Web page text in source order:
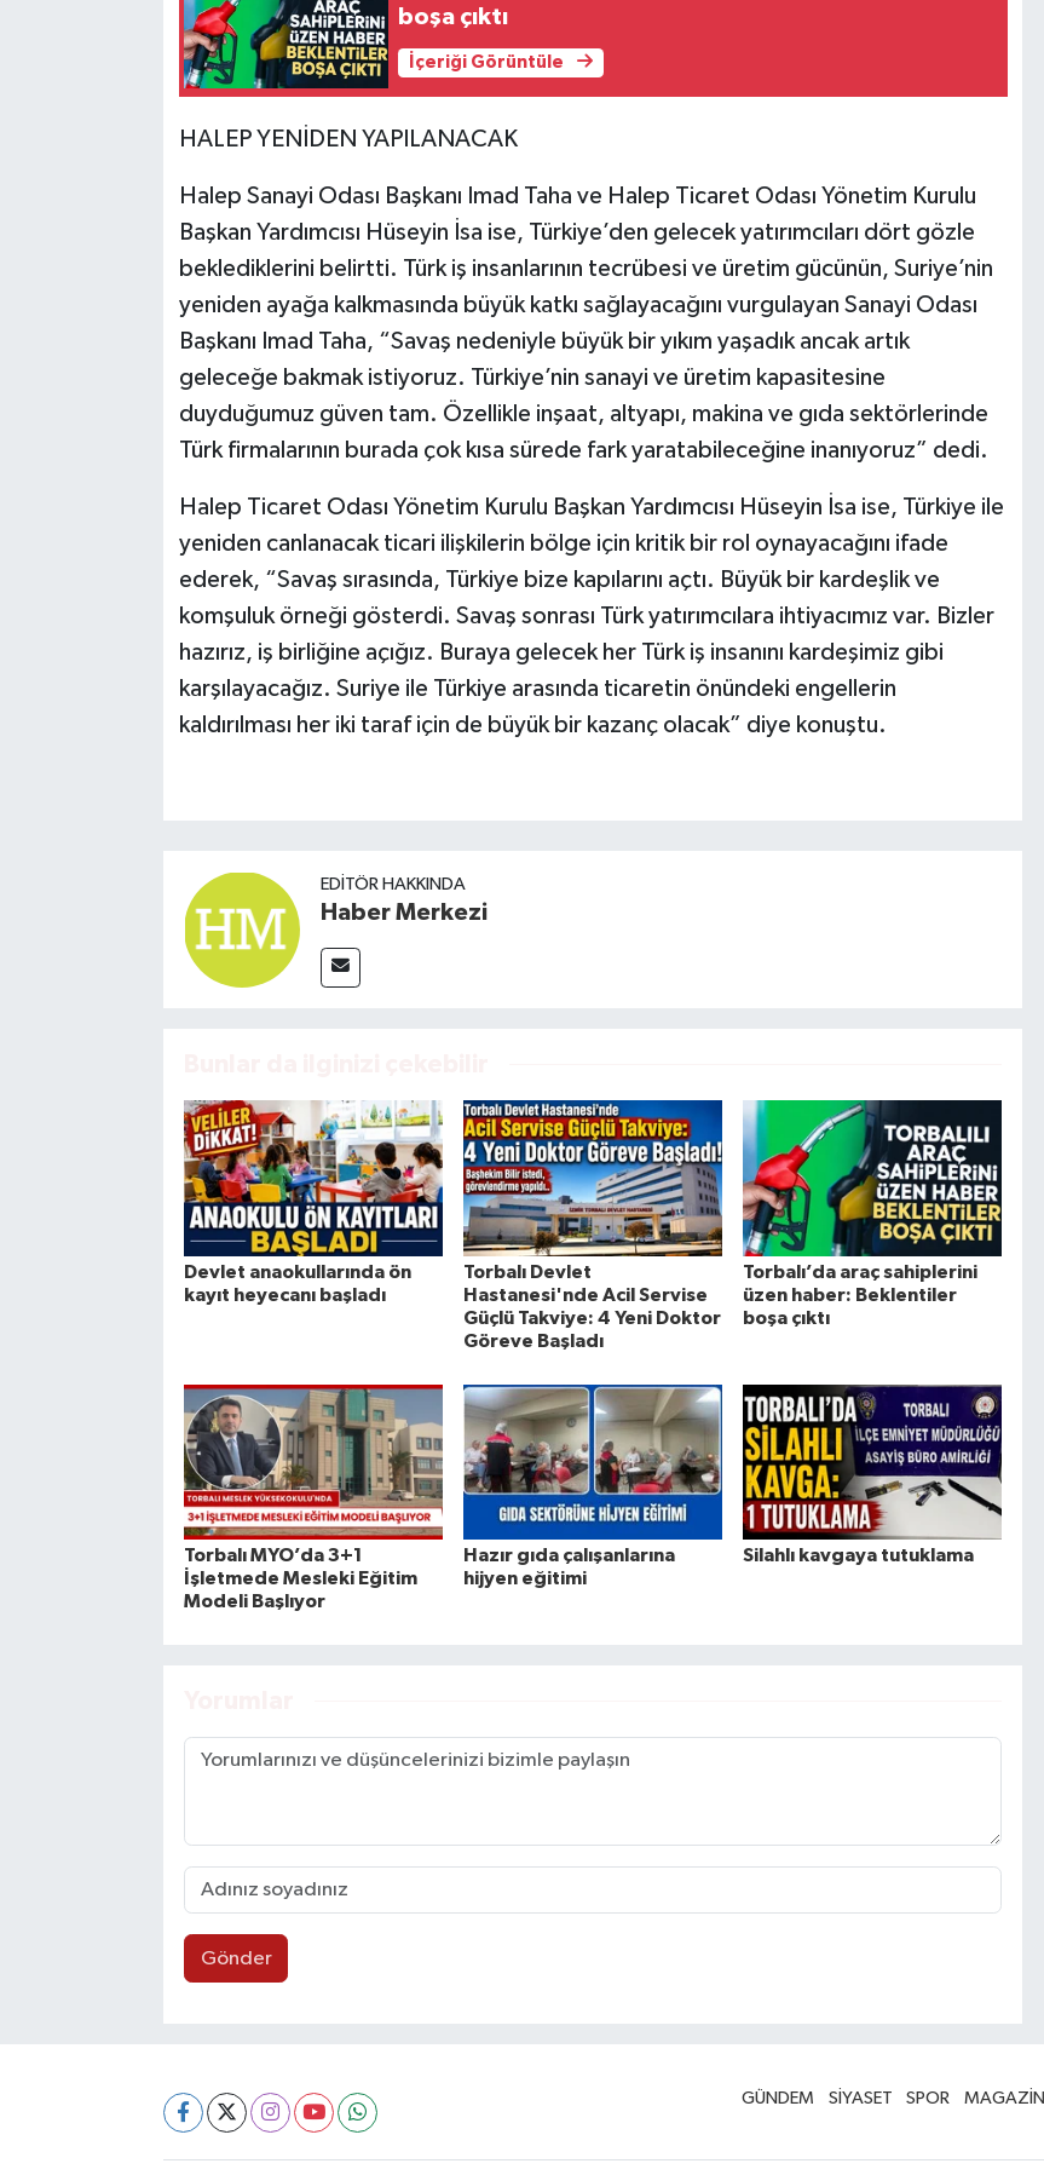
boşa çıktı
İçeriği Görüntüle
HALEP YENİDEN YAPILANACAK
Halep Sanayi Odası Başkanı Imad Taha ve Halep Ticaret Odası Yönetim Kurulu
Başkan Yardımcısı Hüseyin İsa ise, Türkiye’den gelecek yatırımcıları dört gözle
beklediklerini belirtti. Türk iş insanlarının tecrübesi ve üretim gücünün, Suriye’nin
yeniden ayağa kalkmasında büyük katkı sağlayacağını vurgulayan Sanayi Odası
Başkanı Imad Taha, “Savaş nedeniyle büyük bir yıkım yaşadık ancak artık
geleceğe bakmak istiyoruz. Türkiye’nin sanayi ve üretim kapasitesine
duyduğumuz güven tam. Özellikle inşaat, altyapı, makina ve gıda sektörlerinde
Türk firmalarının burada çok kısa sürede fark yaratabileceğine inanıyoruz” dedi.
Halep Ticaret Odası Yönetim Kurulu Başkan Yardımcısı Hüseyin İsa ise, Türkiye ile
yeniden canlanacak ticari ilişkilerin bölge için kritik bir rol oynayacağını ifade
ederek, “Savaş sırasında, Türkiye bize kapılarını açtı. Büyük bir kardeşlik ve
komşuluk örneği gösterdi. Savaş sonrası Türk yatırımcılara ihtiyacımız var. Bizler
hazırız, iş birliğine açığız. Buraya gelecek her Türk iş insanını kardeşimiz gibi
karşılayacağız. Suriye ile Türkiye arasında ticaretin önündeki engellerin
kaldırılması her iki taraf için de büyük bir kazanç olacak” diye konuştu.
EDITÖR HAKKINDA
Haber Merkezi
Devlet anaokullarında ön
kayıt heyecanı başladı
Torbalı Devlet
Hastanesi'nde Acil Servise
Güçlü Takviye: 4 Yeni Doktor
Göreve Başladı
Torbalı’da araç sahiplerini
üzen haber: Beklentiler
boşa çıktı
Torbalı MYO’da 3+1
İşletmede Mesleki Eğitim
Modeli Başlıyor
Hazır gıda çalışanlarına
hijyen eğitimi
Silahlı kavgaya tutuklama
Gönder
GÜNDEM SİYASET SPOR MAGAZİN